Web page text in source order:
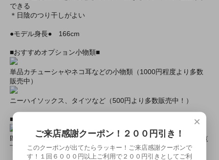
できる
＊日陰のつり干しがよい
●モデル身長● 166cm
■おすすめオプション小物類■
単品カチューシャやネコ耳などの小物類（1000円程度より多数
販売中）
ニーハイソックス、タイツなど（500円より多数販売中！）
■すぐに商品が欲しい！！という方■
即日配達商品一覧がございますので、よろしければそちらをご覧
下さいませ。
×
ご来店感謝クーポン！２００円引き！
このクーポンが出てたらラッキー！ご来店感謝クーポンで
す！１回６０００円以上ご利用で２００円引きとしてご利